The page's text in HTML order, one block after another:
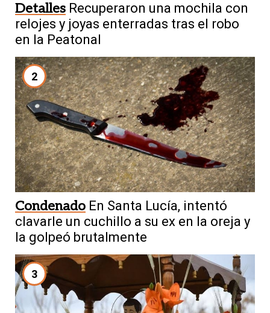
Detalles Recuperaron una mochila con
relojes y joyas enterradas tras el robo
en la Peatonal
2
Condenado En Santa Lucía, intentó
clavarle un cuchillo a su ex en la oreja y
la golpeó brutalmente
3